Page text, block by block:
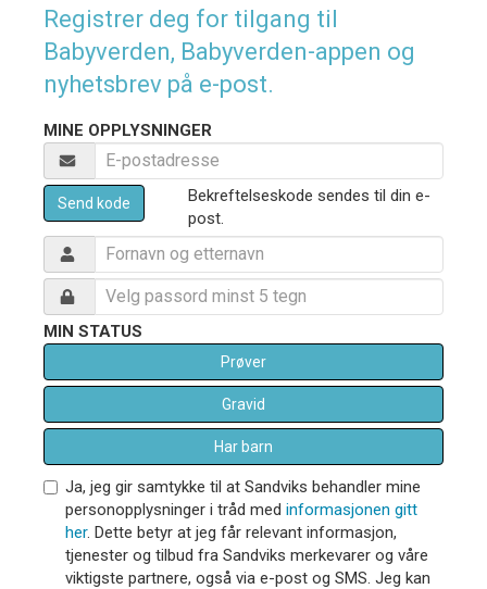
Registrer deg for tilgang til
Babyverden, Babyverden-appen og
nyhetsbrev på e-post.
MINE OPPLYSNINGER
Send kode
Bekreftelseskode sendes til din e-
post.
MIN STATUS
Prøver
Gravid
Har barn
Ja, jeg gir samtykke til at Sandviks behandler mine
personopplysninger i tråd med informasjonen gitt
her. Dette betyr at jeg får relevant informasjon,
tjenester og tilbud fra Sandviks merkevarer og våre
viktigste partnere, også via e-post og SMS. Jeg kan